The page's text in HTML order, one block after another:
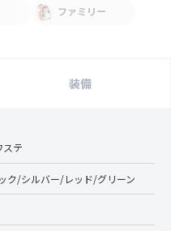
ファミリー
装備
ステ
ク/シルバー/レッド/グリーン